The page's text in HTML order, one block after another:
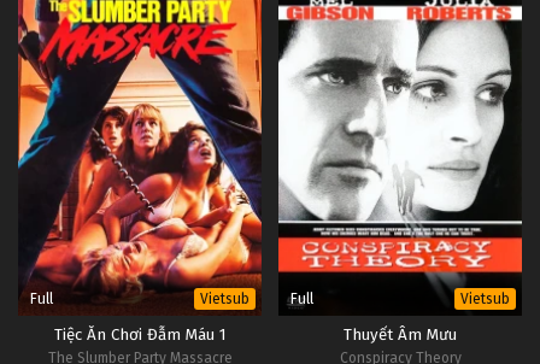
Full Vietsub
Tiệc Ăn Chơi Đẫm Máu 1
The Slumber Party Massacre
Full Vietsub
Thuyết Âm Mưu
Conspiracy Theory